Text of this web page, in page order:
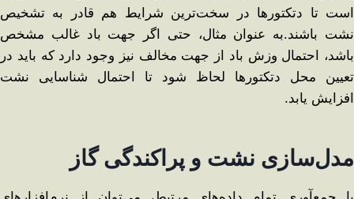
است تا دتکتورها در سخت‌ترین شرایط هم قادر به تشخیص
نشت باشند.به عنوان مثال، حتی اگر جهت باد غالب مشخص
باشد، احتمال وزش باد از جهت مخالف نیز وجود دارد که باید در
تعیین محل دتکتورها لحاظ شود تا احتمال شناسایی نشت
افزایش یابد.
مدل‌سازی نشت و پراکندگی گاز